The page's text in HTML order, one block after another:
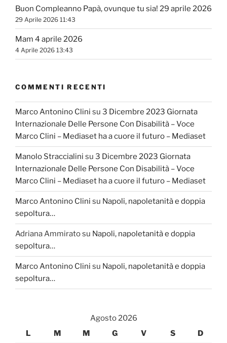
Buon Compleanno Papà, ovunque tu sia! 29 aprile 2026
29 Aprile 2026 11:43
Mam 4 aprile 2026
4 Aprile 2026 13:43
COMMENTI RECENTI
Marco Antonino Clini su 3 Dicembre 2023 Giornata
Internazionale Delle Persone Con Disabilità – Voce
Marco Clini – Mediaset ha a cuore il futuro – Mediaset
Manolo Straccialini su 3 Dicembre 2023 Giornata
Internazionale Delle Persone Con Disabilità – Voce
Marco Clini – Mediaset ha a cuore il futuro – Mediaset
Marco Antonino Clini su Napoli, napoletanità e doppia
sepoltura…
Adriana Ammiratosu Napoli, napoletanità e doppia
sepoltura…
Marco Antonino Clini su Napoli, napoletanità e doppia
sepoltura…
Agosto 2026
L
M M G V S D